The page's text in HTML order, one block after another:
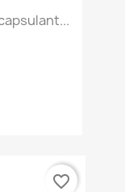
favorite_border